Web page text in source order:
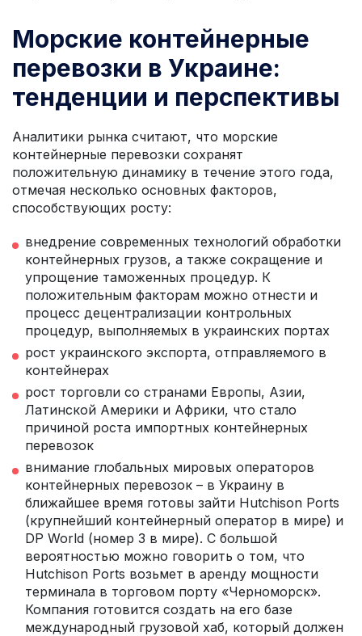
Морские контейнерные
перевозки в Украине:
тенденции и перспективы
Аналитики рынка считают, что морские
контейнерные перевозки сохранят
положительную динамику в течение этого года,
отмечая несколько основных факторов,
способствующих росту:
внедрение современных технологий обработки
контейнерных грузов, а также сокращение и
упрощение таможенных процедур. К
положительным факторам можно отнести и
процесс децентрализации контрольных
процедур, выполняемых в украинских портах
рост украинского экспорта, отправляемого в
контейнерах
рост торговли со странами Европы, Азии,
Латинской Америки и Африки, что стало
причиной роста импортных контейнерных
перевозок
внимание глобальных мировых операторов
контейнерных перевозок – в Украину в
ближайшее время готовы зайти Hutchison Ports
(крупнейший контейнерный оператор в мире) и
DP World (номер 3 в мире). С большой
вероятностью можно говорить о том, что
Hutchison Ports возьмет в аренду мощности
терминала в торговом порту «Черноморск».
Компания готовится создать на его базе
международный грузовой хаб, который должен